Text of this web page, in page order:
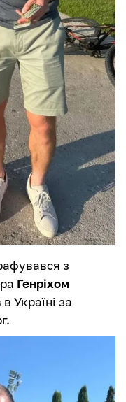
з
Генріхом
Україні за